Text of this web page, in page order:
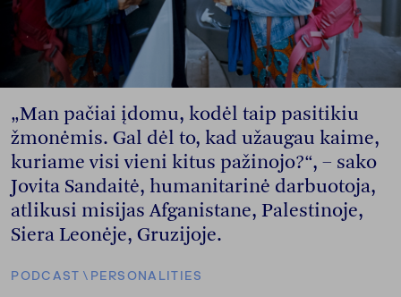
PODCAST \ PERSONALITIES
„Man pačiai įdomu, kodėl taip pasitikiu
žmonėmis. Gal dėl to, kad užaugau kaime,
kuriame visi vieni kitus pažinojo?“, – sako
Jovita Sandaitė, humanitarinė darbuotoja,
atlikusi misijas Afganistane, Palestinoje,
Siera Leonėje, Gruzijoje.